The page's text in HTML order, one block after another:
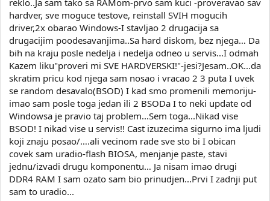
hardver, sve moguce testove, reinstall SVIH mogucih
driver,2x obarao Windows-I stavljao 2 drugacija sa
drugacijim poodesavanjima..Sa hard diskom, bez njega… Da
bih na kraju posle nedelja i nedelja odneo u servis...I odmah
Kazem liku"proveri mi SVE HARDVERSKI!"-jesi?Jesam..OK...da
skratim pricu kod njega sam nosao i vracao 2 3 puta I uvek
se random desavalo(BSOD) I kad smo promenili memoriju-
imao sam posle toga jedan ili 2 BSODa I to neki update od
Windowsa je pravio taj problem...Sem toga...Nikad vise
BSOD! I nikad vise u servis!! Cast izuzecima sigurno ima ljudi
koji znaju posao/….ali vecinom rade sve sto bi I obican
covek sam uradio-flash BIOSA, menjanje paste, stavi
jednu/izvadi drugu komponentu… Ja nisam imao drugi
DDR4 RAM I sam ozato sam bio prinudjen...Prvi I zadnji put
sam to uradio...